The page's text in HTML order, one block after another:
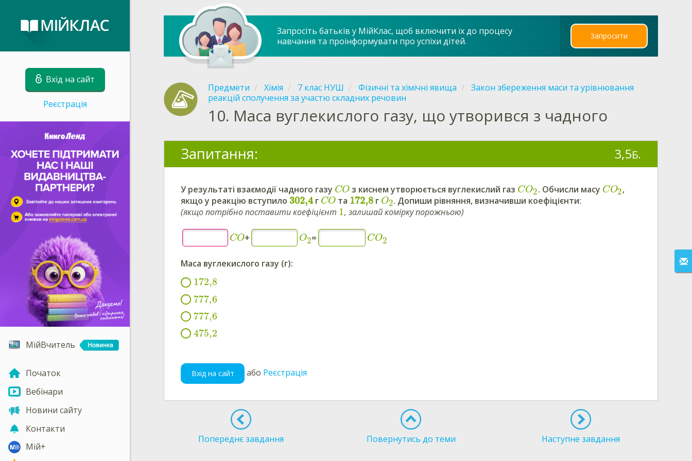
Вхід на сайт
Реєстрація
МійВчитель
Початок
Вебінари
Новини сайту
Контакти
Мій+
Запросіть батьків у МійКлас, щоб включити їх до процесу
навчання та проінформувати про успіхи дітей.
Запросити
Предмети Хімія 7 клас НУШ Фізичні та хімічні явища
Закон збереження маси та урівнювання
реакцій сполучення за участю складних речовин
10. Маса вуглекислого газу, що утворився з чадного
Запитання: 3,5Б.
У результаті взаємодії чадного газу CO з киснем утворюється вуглекислий газ CO2. Обчисли масу CO2,
якщо у реакцію вступило 302,4г CO та 172,8 г O2. Допиши рівняння, визначивши коефіцієнти:
(якщо потрібно поставити коефіцієнт 1, залишай комірку порожньою)
CO+ O2= CO2
Маса вуглекислого газу (г):
172,8
777,6
777,6
475,2
Вхід на сайт або Реєстрація
Попереднє завдання Повернутись до теми Наступне завдання